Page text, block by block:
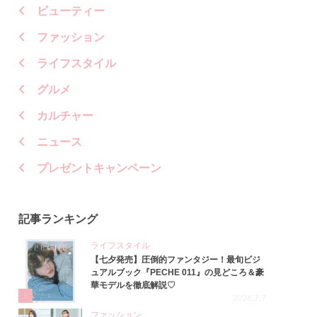
ビューティー
ファッション
ライフスタイル
グルメ
カルチャー
ニュース
プレゼントキャンペーン
記事ランキング
ライフスタイル
【七夕発売】圧倒的ファンタジー！最旬ビジ
ュアルブック『PECHE 011』の見どころ＆豪
華モデルを徹底解説♡
2026.7.7
ファッション